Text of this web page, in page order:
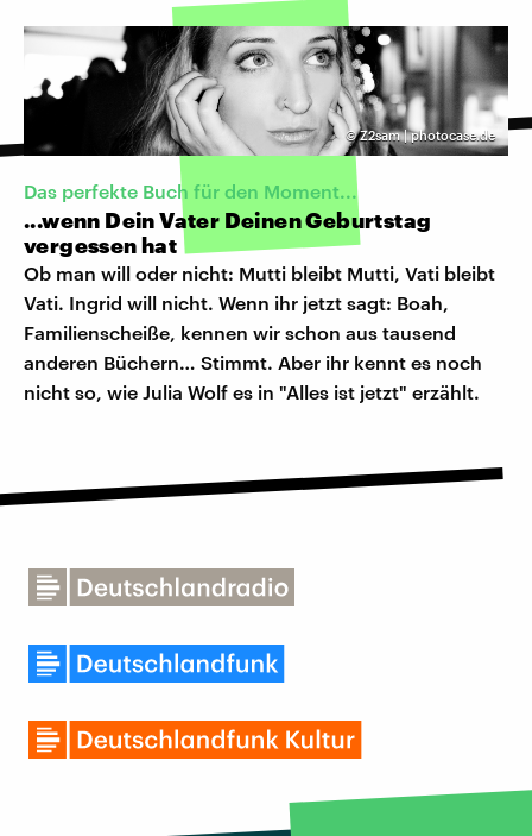
©Z2sam | photocase.de
Das perfekte Buch für den Moment...
...wenn Dein Vater Deinen Geburtstag
vergessen hat
Ob man will oder nicht: Mutti bleibt Mutti, Vati bleibt
Vati. Ingrid will nicht. Wenn ihr jetzt sagt: Boah,
Familienscheiße, kennen wir schon aus tausend
anderen Büchern… Stimmt. Aber ihr kennt es noch
nicht so, wie Julia Wolf es in "Alles ist jetzt" erzählt.